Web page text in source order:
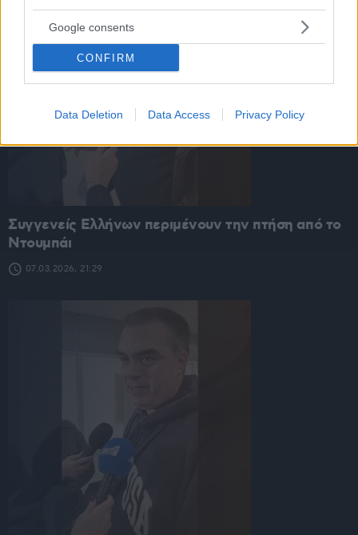
Google consents
CONFIRM
Data Deletion Data Access Privacy Policy
Συγγενείς Ελλήνων περιμένουν την πτήση από το
Ντουμπάι
07.03.2026, 21:29